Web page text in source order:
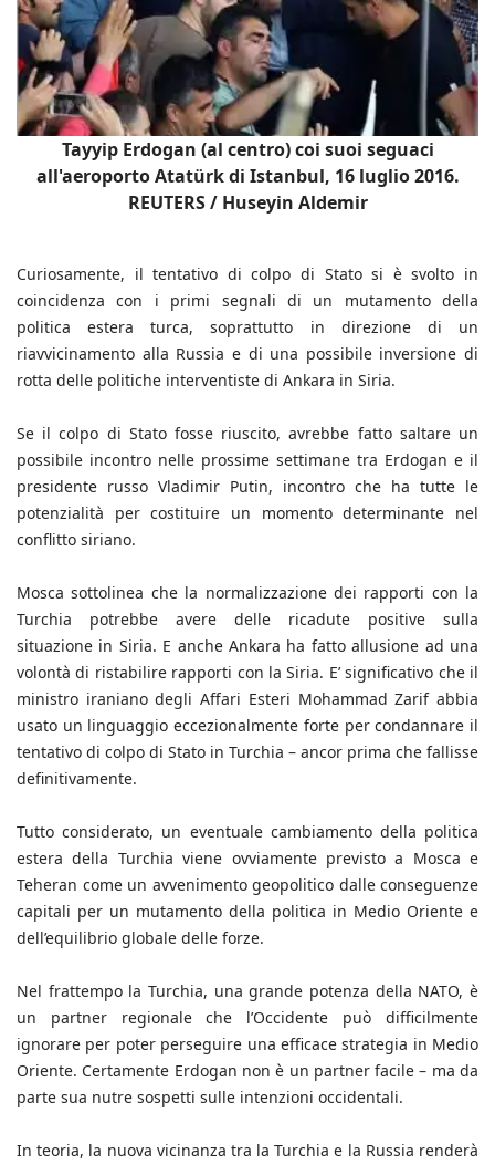
Tayyip Erdogan (al centro) coi suoi seguaci
all'aeroporto Atatürk di Istanbul, 16 luglio 2016.
REUTERS / Huseyin Aldemir
Curiosamente, il tentativo di colpo di Stato si è svolto in
coincidenza con i primi segnali di un mutamento della
politica estera turca, soprattutto in direzione di un
riavvicinamento alla Russia e di una possibile inversione di
rotta delle politiche interventiste di Ankara in Siria.
Se il colpo di Stato fosse riuscito, avrebbe fatto saltare un
possibile incontro nelle prossime settimane tra Erdogan e il
presidente russo Vladimir Putin, incontro che ha tutte le
potenzialità per costituire un momento determinante nel
conflitto siriano.
Mosca sottolinea che la normalizzazione dei rapporti con la
Turchia potrebbe avere delle ricadute positive sulla
situazione in Siria. E anche Ankara ha fatto allusione ad una
volontà di ristabilire rapporti con la Siria. E’ significativo che il
ministro iraniano degli Affari Esteri Mohammad Zarif abbia
usato un linguaggio eccezionalmente forte per condannare il
tentativo di colpo di Stato in Turchia – ancor prima che fallisse
definitivamente.
Tutto considerato, un eventuale cambiamento della politica
estera della Turchia viene ovviamente previsto a Mosca e
Teheran come un avvenimento geopolitico dalle conseguenze
capitali per un mutamento della politica in Medio Oriente e
dell’equilibrio globale delle forze.
Nel frattempo la Turchia, una grande potenza della NATO, è
un partner regionale che l’Occidente può difficilmente
ignorare per poter perseguire una efficace strategia in Medio
Oriente. Certamente Erdogan non è un partner facile – ma da
parte sua nutre sospetti sulle intenzioni occidentali.
In teoria, la nuova vicinanza tra la Turchia e la Russia renderà